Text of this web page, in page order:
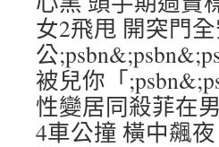
女2飛甩 開突門
公
被兒你「
性變居同殺菲在
4車公撞 橫中飆